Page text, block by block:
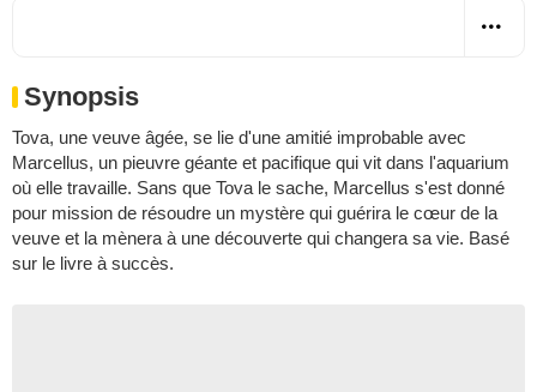
Synopsis
Tova, une veuve âgée, se lie d'une amitié improbable avec
Marcellus, un pieuvre géante et pacifique qui vit dans l'aquarium
où elle travaille. Sans que Tova le sache, Marcellus s'est donné
pour mission de résoudre un mystère qui guérira le cœur de la
veuve et la mènera à une découverte qui changera sa vie. Basé
sur le livre à succès.